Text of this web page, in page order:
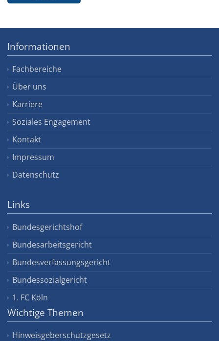
Informationen
Fachbereiche
Über uns
Karriere
Soziales Engagement
Kontakt
Impressum
Datenschutz
Links
Bundesgerichtshof
Bundesarbeitsgericht
Bundesverfassungsgericht
Bundessozialgericht
1. FC Köln
Wichtige Themen
Hinweisgeberschutzgesetz